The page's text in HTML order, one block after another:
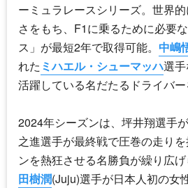
ーミュラレースシリーズ。世界
さをもち、F1に乗るために必要
ス」が最短2年で取得可能。 中嶋
れた ミハエル・シューマッハ選
活躍している名だたるドライバー
2024年シーズンは、坪井翔選手
之進選手が最終戦で圧巻の走り
ンを熱狂させる名勝負が繰り広げ
田樹潤(Juju)選手が日本人初の女